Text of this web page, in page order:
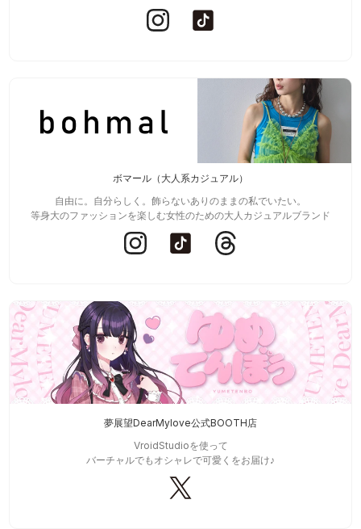
ボマール（大人系カジュアル）
自由に。自分らしく。飾らないありのままの私でいたい。
等身大のファッションを楽しむ女性のための大人カジュアルブランド
夢展望DearMylove公式BOOTH店
VroidStudioを使って
バーチャルでもオシャレで可愛くをお届け♪